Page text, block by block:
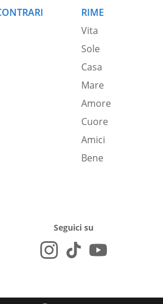
RIME
Vita
Sole
Casa
Mare
Amore
Cuore
Amici
Bene
Seguici su